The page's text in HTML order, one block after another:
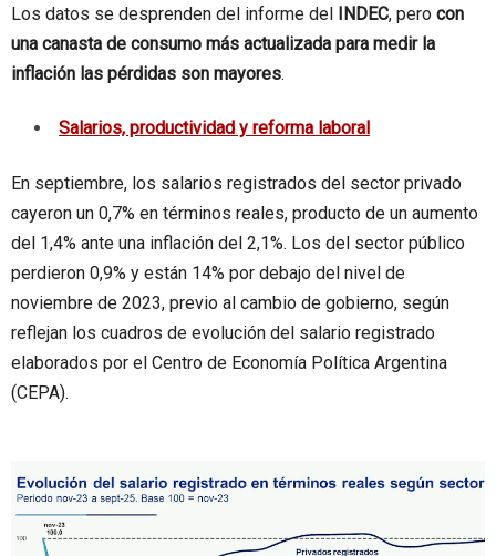
Los datos se desprenden del informe del INDEC, pero con
una canasta de consumo más actualizada para medir la
inflación las pérdidas son mayores.
Salarios, productividad y reforma laboral
En septiembre, los salarios registrados del sector privado
cayeron un 0,7% en términos reales, producto de un aumento
del 1,4% ante una inflación del 2,1%. Los del sector público
perdieron 0,9% y están 14% por debajo del nivel de
noviembre de 2023, previo al cambio de gobierno, según
reflejan los cuadros de evolución del salario registrado
elaborados por el Centro de Economía Política Argentina
(CEPA).